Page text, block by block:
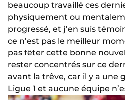
beaucoup travaillé ces
physiquement ou
progressé, et j’en suis
ce n’est pas le meilleur
pas fêter cette bonne
rester concentrés sur ce
avant la trêve, car il y a une
Ligue 1 et aucune équipe